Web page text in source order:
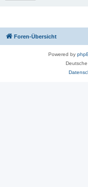
Foren-Übersicht
Powered by